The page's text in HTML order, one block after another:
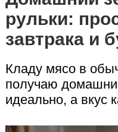
рульки:
завтрака и
Кладу мясо в
получаю
идеально, а вкус